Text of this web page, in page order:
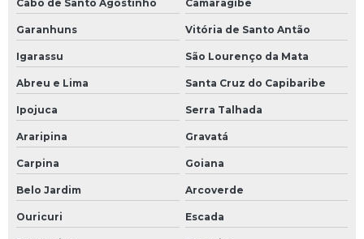
Cabo de Santo Agostinho Camaragibe
Garanhuns Vitória de Santo Antão
Igarassu São Lourenço da Mata
Abreu e Lima Santa Cruz do Capibaribe
Ipojuca Serra Talhada
Araripina Gravatá
Carpina Goiana
Belo Jardim Arcoverde
Ouricuri Escada